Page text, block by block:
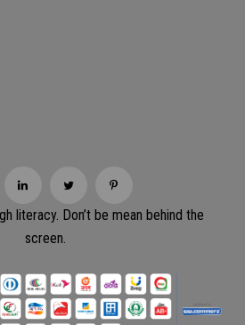
literacy. Don’t be mean behind the
screen.